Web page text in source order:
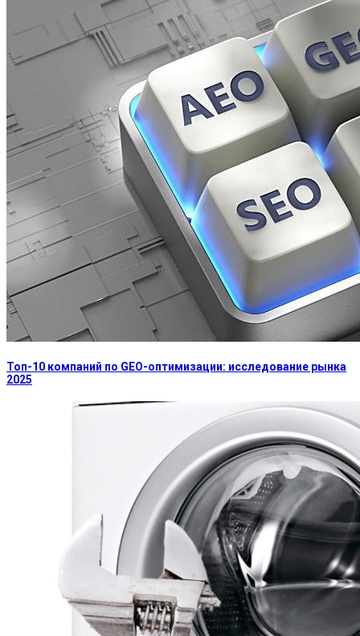
Топ-10 компаний по GEO-оптимизации: исследование рынка
2025